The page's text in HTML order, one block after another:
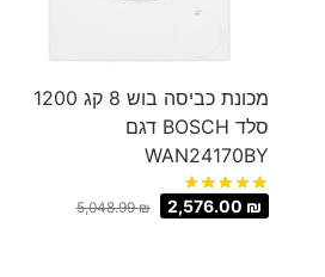
מכונת כביסה בוש 8 קג 1200
סלד BOSCH דגם
WAN24170BY
5,048.99₪ 2,576.00 ₪